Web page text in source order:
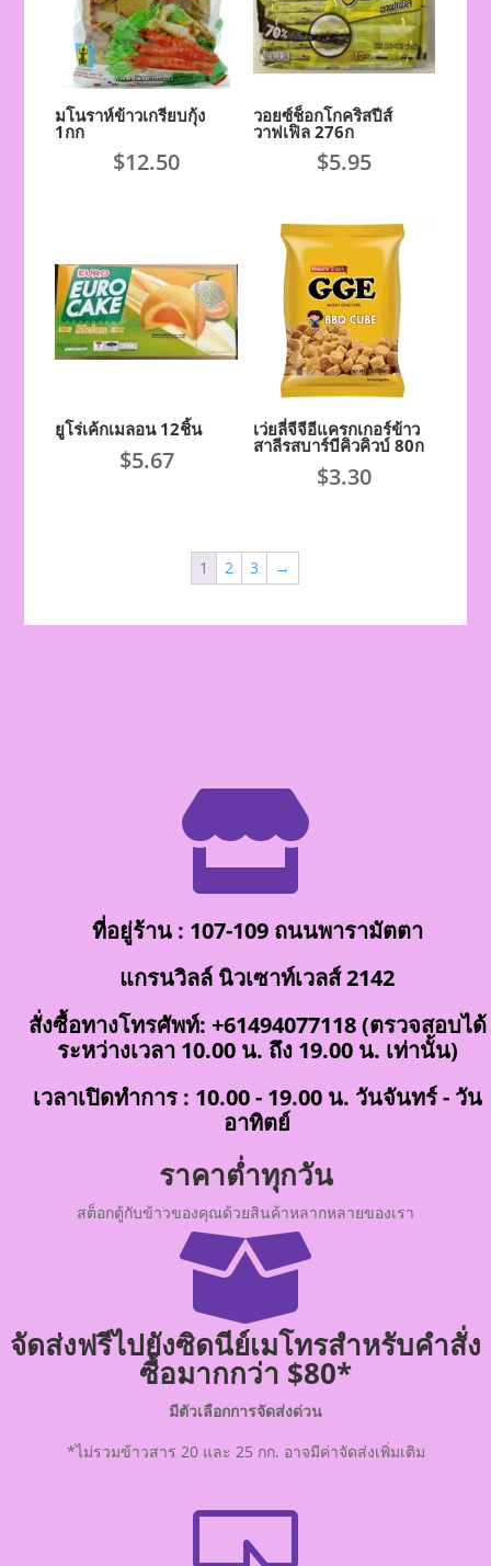
มโนราห์ข้าวเกรียบกุ้ง
1กก
$12.50
วอยซ์ช็อกโกคริสปีส์
วาฟเฟิล 276ก
$5.95
ยูโร่เค้กเมลอน 12ชิ้น
$5.67
เว่ยลี่จีจีอีแครกเกอร์ข้าว
สาลีรสบาร์บีคิวคิวบ์ 80ก
$3.30
1 2 3 →

ที่อยู่ร้าน : 107-109 ถนนพารามัตตา
แกรนวิลล์ นิวเซาท์เวลส์ 2142
สั่งซื้อทางโทรศัพท์: +61494077118 (ตรวจสอบได้
ระหว่างเวลา 10.00 น. ถึง 19.00 น. เท่านั้น)
เวลาเปิดทำการ : 10.00 - 19.00 น. วันจันทร์ - วัน
อาทิตย์
ราคาต่ำทุกวัน
สต็อกตู้กับข้าวของคุณด้วยสินค้าหลากหลายของเรา

จัดส่งฟรีไปยังซิดนีย์เมโทรสำหรับคำสั่ง
ซื้อมากกว่า $80*
มีตัวเลือกการจัดส่งด่วน
*ไม่รวมข้าวสาร 20 และ 25 กก. อาจมีค่าจัดส่งเพิ่มเติม